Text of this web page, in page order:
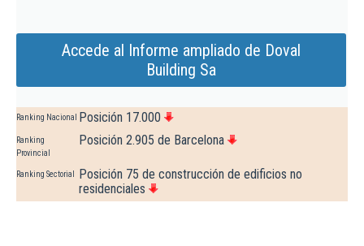
Accede al Informe ampliado de Doval
Building Sa
Ranking Nacional Posición 17.000
Ranking
Provincial
Posición 2.905 de Barcelona
Ranking Sectorial
Posición 75 de construcción de edificios no
residenciales